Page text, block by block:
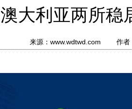
澳大利亚两所稳
来源：www.wdtwd.com 作